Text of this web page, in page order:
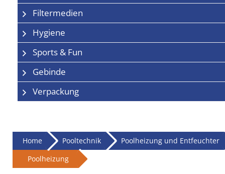
Filtermedien
Hygiene
Sports & Fun
Gebinde
Verpackung
Home Pooltechnik
Poolheizung und Entfeuchter
Poolheizung